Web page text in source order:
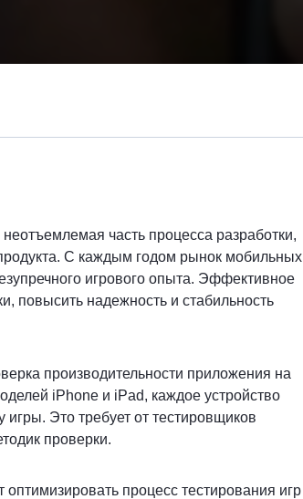
часть процесса разработки,
С каждым годом рынок мобильных
игрового опыта. Эффективное
повысить надежность и стабильность
производительности приложения на
iPhone и iPad, каждое устройство
Это требует от тестировщиков
проверки.
процесс тестирования игр